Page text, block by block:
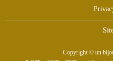
Copyright © un